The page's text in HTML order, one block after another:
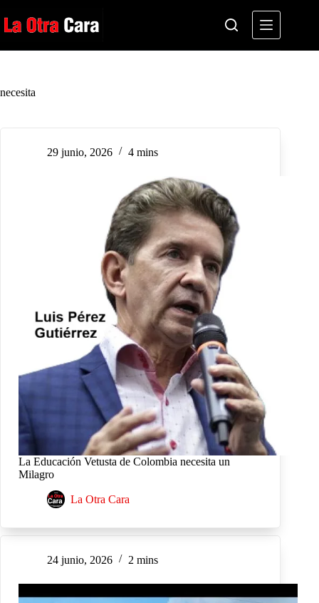
al
contenido
necesita
29 junio, 2026 4 mins
La Educación Vetusta de Colombia necesita un
Milagro
La Otra Cara
24 junio, 2026 2 mins